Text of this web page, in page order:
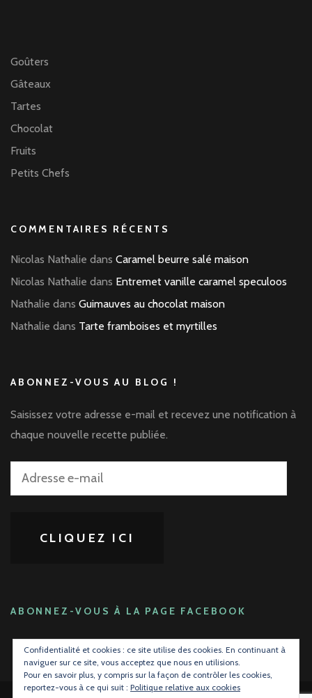
Goûters
Gâteaux
Tartes
Chocolat
Fruits
Petits Chefs
COMMENTAIRES RÉCENTS
Nicolas Nathalie dans Caramel beurre salé maison
Nicolas Nathalie dans Entremet vanille caramel speculoos
Nathalie dans Guimauves au chocolat maison
Nathalie dans Tarte framboises et myrtilles
ABONNEZ-VOUS AU BLOG !
Saisissez votre adresse e-mail et recevez une notification à
chaque nouvelle recette publiée.
Adresse
CLIQUEZ ICI
ABONNEZ-VOUS À LA PAGE FACEBOOK
Confidentialité et cookies : ce site utilise des cookies. En continuant à
naviguer sur ce site, vous acceptez que nous en utilisions.
Pour en savoir plus, y compris sur la façon de contrôler les cookies,
reportez-vous à ce qui suit : Politique relative aux cookies